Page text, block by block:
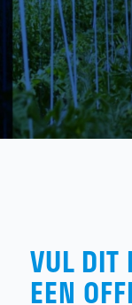
VUL DIT
EEN